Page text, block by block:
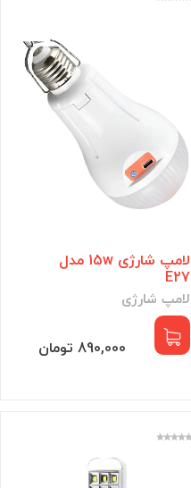
لامپ شارژی 15w مدل
E27
لامپ شارژی
890,000 تومان